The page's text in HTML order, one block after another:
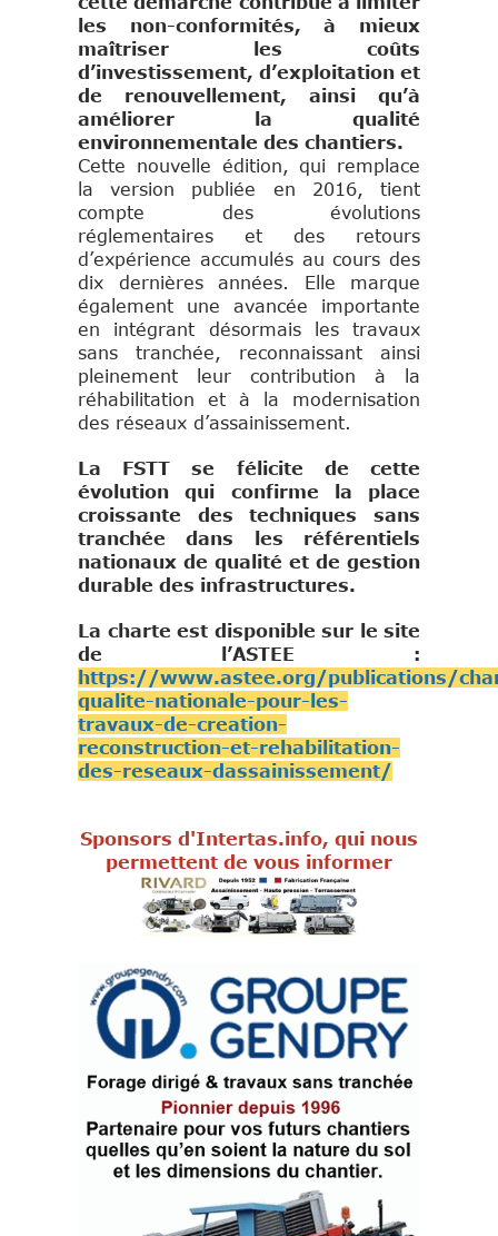
les non-conformités, à mieux
maîtriser les coûts
d’investissement, d’exploitation et
de renouvellement, ainsi qu’à
améliorer la qualité
environnementale des chantiers.
Cette nouvelle édition, qui remplace
la version publiée en 2016, tient
compte des évolutions
réglementaires et des retours
d’expérience accumulés au cours des
dix dernières années. Elle marque
également une avancée importante
en intégrant désormais les travaux
sans tranchée, reconnaissant ainsi
pleinement leur contribution à la
réhabilitation et à la modernisation
des réseaux d’assainissement.
La FSTT se félicite de cette
évolution qui confirme la place
croissante des techniques sans
tranchée dans les référentiels
nationaux de qualité et de gestion
durable des infrastructures.
La charte est disponible sur le site
de l’ASTEE :
https://www.astee.org/publications/
qualite-nationale-pour-les-
travaux-de-creation-
reconstruction-et-rehabilitation-
des-reseaux-dassainissement/
Sponsors d'Intertas.info, qui nous
permettent de vous informer